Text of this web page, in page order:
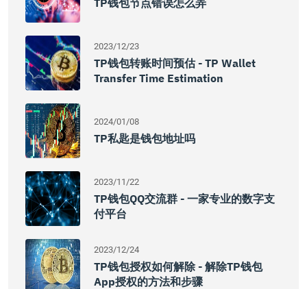
TP钱包节点错误怎么弄
2023/12/23
TP钱包转账时间预估 - TP Wallet
Transfer Time Estimation
2024/01/08
TP私匙是钱包地址吗
2023/11/22
TP钱包QQ交流群 - 一家专业的数字支
付平台
2023/12/24
TP钱包授权如何解除 - 解除TP钱包
App授权的方法和步骤